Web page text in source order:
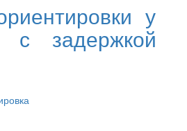
у
с задержкой